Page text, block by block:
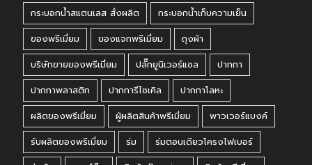
กระบอกน้ำสแตนเลส สั่งผลิต
กระบอกน้ำเก็บความเย็น
ของพรีเมี่ยม
ของแจกพรีเมี่ยม
ถุงผ้า
บริษัทขายของพรีเมี่ยม
ปลั๊กยูนิเวอร์แซล
ปากกา
ปากกาพลาสติก
ปากการีไซเคิล
ปากกาโลหะ
ผลิตของพรีเมี่ยม
ผู้ผลิตสินค้าพรีเมี่ยม
พาวเวอร์แบงค์
รับผลิตของพรีเมี่ยม
ร่ม
ร่มตอนเดียวโครงไฟเบอร์